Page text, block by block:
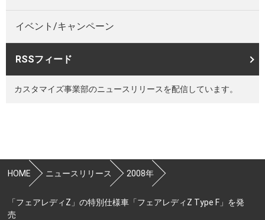
イベント/キャンペーン
RSSフィード
カスタマイズ事業部のニュースリリースを配信しています。
HOME ニュースリリース 2008年
「フェアレディZ」の特別仕様車「フェアレディZ Type F」を発
売